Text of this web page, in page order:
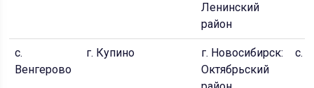
Ленинский
район
с.
Венгерово
г. Купино
г. Новосибирск:
Октябрьский
с.